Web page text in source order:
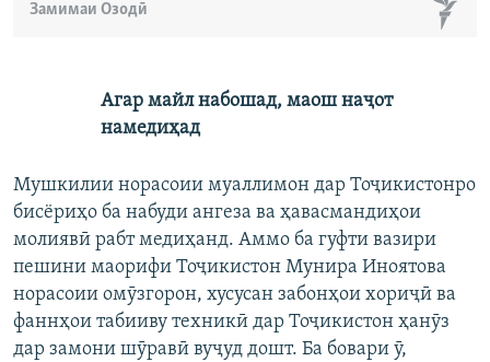
Замимаи Озодӣ
Агар майл набошад, маош наҷот
намедиҳад
Мушкилии норасоии муаллимон дар Тоҷикистонро
бисёриҳо ба набуди ангеза ва ҳавасмандиҳои
молиявӣ рабт медиҳанд. Аммо ба гуфти вазири
пешини маорифи Тоҷикистон Мунира Иноятова
норасоии омӯзгорон, хусусан забонҳои хориҷӣ ва
фаннҳои табииву техникӣ дар Тоҷикистон ҳанӯз
дар замони шӯравӣ вуҷуд дошт. Ба бовари ӯ,